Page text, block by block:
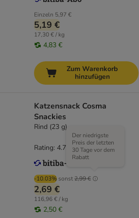
Einzeln 5,97 €
5,19 €
17,30 € / kg
4,83 €
Zum Warenkorb
hinzufügen
Katzensnack Cosma
Snackies
Rind (23 g)
-10.03% sonst2,99 €
Der niedrigste
Preis der letzten
30 Tage vor dem
Rabatt
2,69 €
116,96 € / kg
2,50 €
Rating: 4.7/5 (166